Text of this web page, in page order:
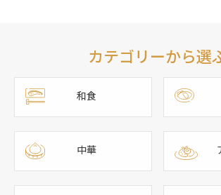
カテゴリーから選
和食
中華